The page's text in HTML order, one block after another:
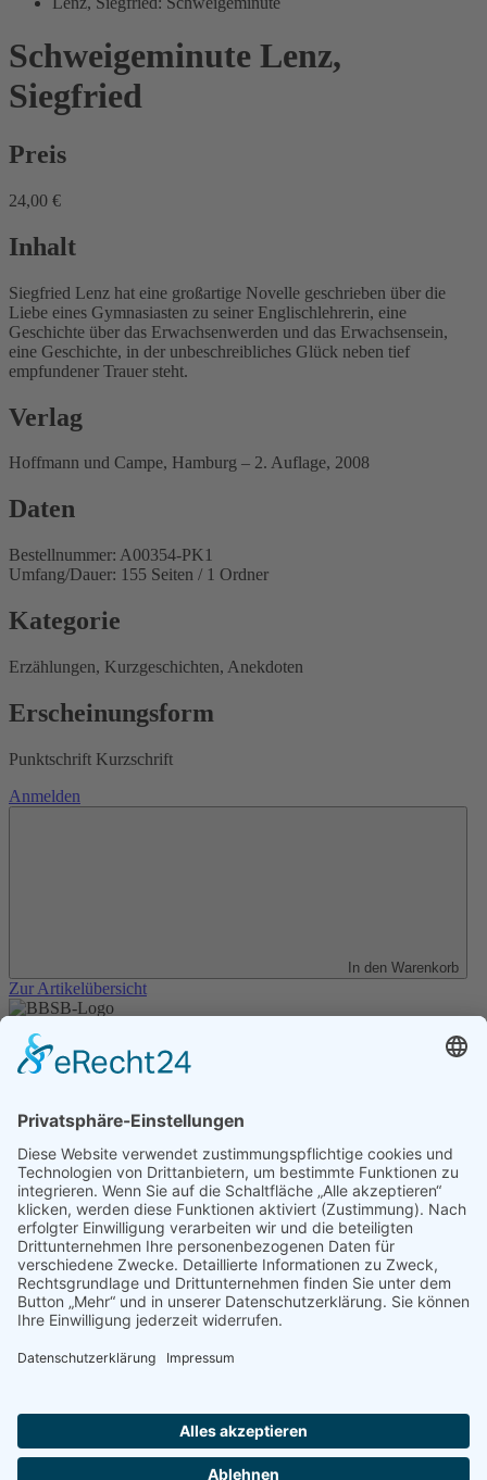
Schweigeminute Lenz,
Siegfried
Preis
24,00 €
Inhalt
Siegfried Lenz hat eine großartige Novelle geschrieben über die
Liebe eines Gymnasiasten zu seiner Englischlehrerin, eine
Geschichte über das Erwachsenwerden und das Erwachsensein,
eine Geschichte, in der unbeschreibliches Glück neben tief
empfundener Trauer steht.
Verlag
Hoffmann und Campe, Hamburg – 2. Auflage, 2008
Daten
Bestellnummer: A00354-PK1
Umfang/Dauer: 155 Seiten / 1 Ordner
Kategorie
Erzählungen, Kurzgeschichten, Anekdoten
Erscheinungsform
Punktschrift Kurzschrift
Anmelden
In den Warenkorb
Zur Artikelübersicht
Unser Angebot
Shop
Datenschutz
Kontakt
Transparenzerklärung
BBSB-Inform: täglich aktualisierte Infos
für sehbehinderte und blinde Menschen
Anmeldung Newsletter BBSB-Inform
Unser Newsletter für Unterstützer